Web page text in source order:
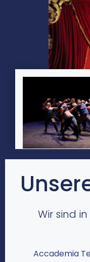
Wir sind
Accademia